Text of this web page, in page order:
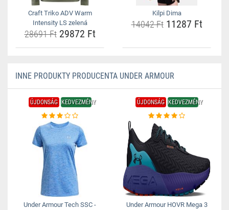
Craft Triko ADV Warm
Intensity LS zelená
28691 Ft29872 Ft
Kilpi Dima
14042 Ft11287 Ft
INNE PRODUKTY PRODUCENTA UNDER ARMOUR
ÚJDONSÁG KEDVEZMÉNY
Under Armour Tech SSC -
ÚJDONSÁG KEDVEZMÉNY
Under Armour HOVR Mega 3